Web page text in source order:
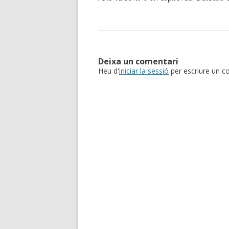
Deixa un comentari
Heu d'iniciar la sessió per escriure un